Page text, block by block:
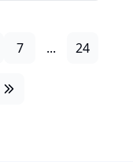
7 ... 24